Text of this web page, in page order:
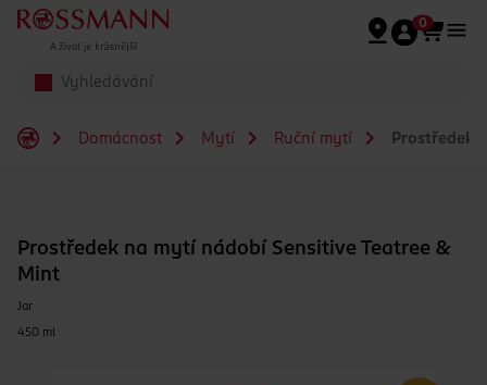
Přeskočit na hlavmní obsah
0
Domácnost Mytí Ruční mytí Prostředek
Prostředek na mytí nádobí Sensitive Teatree &
Mint
Jar
450 ml